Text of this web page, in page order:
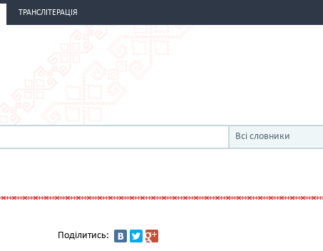
ТРАНСЛІТЕРАЦІЯ
Всі словники
Поділитись: